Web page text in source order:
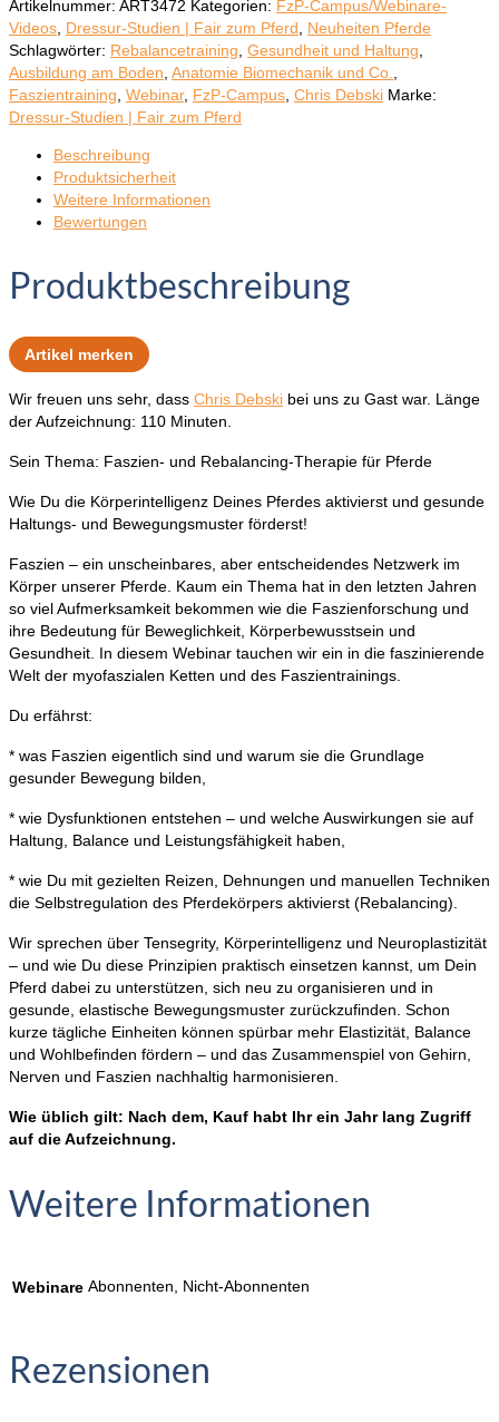
Artikelnummer: ART3472 Kategorien: FzP-Campus/Webinare-
Videos Dressur-Studien | Fair zum Pferd
Neuheiten Pferde
Schlagwörter: Rebalancetraining Gesundheit und Haltung
Ausbildung am Boden Anatomie Biomechanik und Co.
Faszientraining Webinar, FzP-Campus Chris Debski Marke:
Dressur-Studien | Fair zum Pferd
Beschreibung
Produktsicherheit
Weitere Informationen
Bewertungen
Produktbeschreibung
Artikel merken
Wir freuen uns sehr, dass Chris Debski bei uns zu Gast war. Länge
der Aufzeichnung: 110 Minuten.
Sein Thema: Faszien- und Rebalancing-Therapie für Pferde
Wie Du die Körperintelligenz Deines Pferdes aktivierst und gesunde
Haltungs- und Bewegungsmuster förderst!
Faszien – ein unscheinbares, aber entscheidendes Netzwerk im
Körper unserer Pferde. Kaum ein Thema hat in den letzten Jahren
so viel Aufmerksamkeit bekommen wie die Faszienforschung und
ihre Bedeutung für Beweglichkeit, Körperbewusstsein und
Gesundheit. In diesem Webinar tauchen wir ein in die faszinierende
Welt der myofaszialen Ketten und des Faszientrainings.
Du erfährst:
* was Faszien eigentlich sind und warum sie die Grundlage
gesunder Bewegung bilden,
* wie Dysfunktionen entstehen – und welche Auswirkungen sie auf
Haltung, Balance und Leistungsfähigkeit haben,
* wie Du mit gezielten Reizen, Dehnungen und manuellen Techniken
die Selbstregulation des Pferdekörpers aktivierst (Rebalancing).
Wir sprechen über Tensegrity, Körperintelligenz und Neuroplastizität
– und wie Du diese Prinzipien praktisch einsetzen kannst, um Dein
Pferd dabei zu unterstützen, sich neu zu organisieren und in
gesunde, elastische Bewegungsmuster zurückzufinden. Schon
kurze tägliche Einheiten können spürbar mehr Elastizität, Balance
und Wohlbefinden fördern – und das Zusammenspiel von Gehirn,
Nerven und Faszien nachhaltig harmonisieren.
Wie üblich gilt: Nach dem, Kauf habt Ihr ein Jahr lang Zugriff
auf die Aufzeichnung.
Weitere Informationen
Webinare Abonnenten, Nicht-Abonnenten
Rezensionen